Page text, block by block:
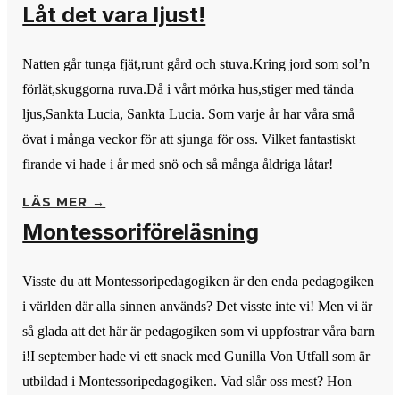
Låt det vara ljust!
Natten går tunga fjät,runt gård och stuva.Kring jord som sol’n
förlät,skuggorna ruva.Då i vårt mörka hus,stiger med tända
ljus,Sankta Lucia, Sankta Lucia. Som varje år har våra små
övat i många veckor för att sjunga för oss. Vilket fantastiskt
firande vi hade i år med snö och så många åldriga låtar!
LÄS MER →
Montessoriföreläsning
Visste du att Montessoripedagogiken är den enda pedagogiken
i världen där alla sinnen används? Det visste inte vi! Men vi är
så glada att det här är pedagogiken som vi uppfostrar våra barn
i!I september hade vi ett snack med Gunilla Von Utfall som är
utbildad i Montessoripedagogiken. Vad slår oss mest? Hon